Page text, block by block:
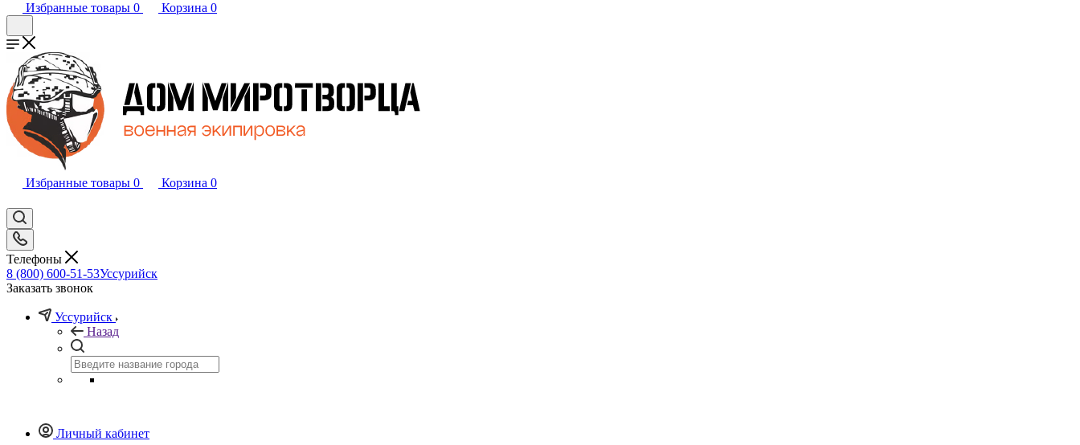
Избранные товары 0 Корзина 0
Избранные товары 0 Корзина 0
Телефоны
8 (800) 600-51-53Уссурийск
Заказать звонок
Уссурийск
Назад
Личный кабинет